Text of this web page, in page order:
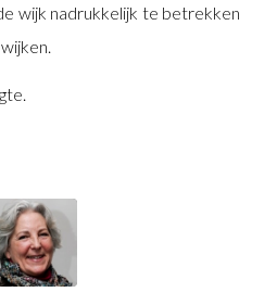
wijk nadrukkelijk te betrekken